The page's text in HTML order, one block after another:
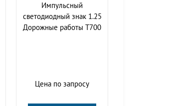
Импульсный
светодиодный знак 1.25
Дорожные работы Т700
Цена по запросу